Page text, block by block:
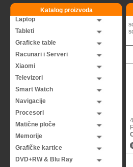
Katalog proizvoda
Laptop
Tableti
Graficke table
Racunari i Serveri
Xiaomi
Televizori
Smart Watch
Navigacije
Procesori
Matične ploče
Memorije
Grafičke kartice
DVD+RW & Blu Ray